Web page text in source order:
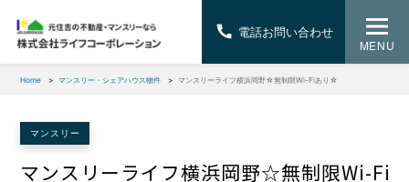
MENU
Home マンスリー・シェアハウス物件 マンスリーライフ横浜岡野☆無制限Wi-Fiあり☆
マンスリー
マンスリーライフ横浜岡野☆無制限Wi-Fi
電話お問い合わせ